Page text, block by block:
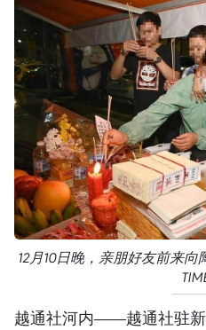
12月10日晚，亲朋好友前来向
越通社河内——越通社驻